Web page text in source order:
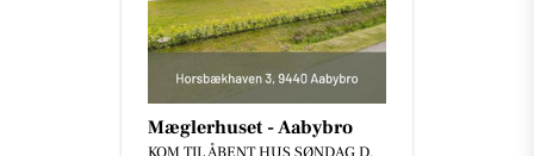
Mæglerhuset - Aabybro